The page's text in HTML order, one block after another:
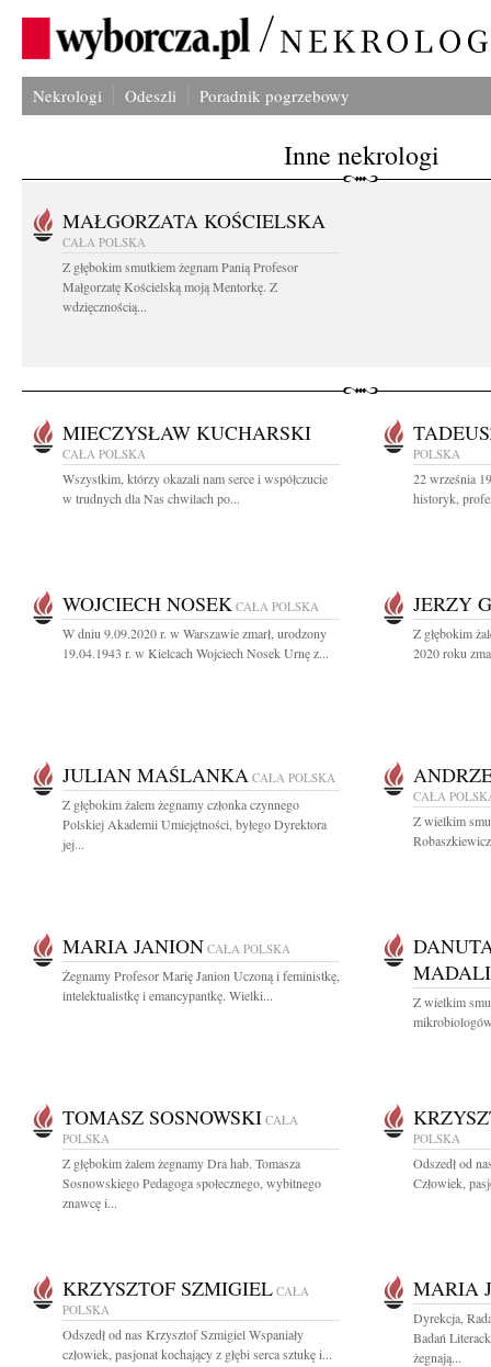
Nekrologi Odeszli Poradnik pogrzebowy
Inne nekrologi
MAŁGORZATA KOŚCIELSKA
CAŁA POLSKA
Z głębokim smutkiem żegnam Panią Profesor
Małgorzatę Kościelską moją Mentorkę. Z
wdzięcznością...
MIECZYSŁAW KUCHARSKI
CAŁA POLSKA
Wszystkim, którzy okazali nam serce i współczucie
w trudnych dla Nas chwilach po...
POLSKA
22 września
historyk,
WOJCIECH NOSEK CAŁA POLSKA
W dniu 9.09.2020 r. w Warszawie zmarł, urodzony
19.04.1943 r. w Kielcach Wojciech Nosek Urnę z...
JERZY
Z głębokim
2020 roku
JULIAN MAŚLANKA CAŁA POLSKA
Z głębokim żalem żegnamy członka czynnego
Polskiej Akademii Umiejętności, byłego Dyrektora
jej...
CAŁA
Z wielkim
MARIA JANION CAŁA POLSKA
Żegnamy Profesor Marię Janion Uczoną i feministkę,
intelektualistkę i emancypantkę. Wielki...
Z wielkim
TOMASZ SOSNOWSKI CAŁA
POLSKA
Z głębokim żalem żegnamy Dra hab. Tomasza
Sosnowskiego Pedagoga społecznego, wybitnego
znawcę i...
POLSKA
Odszedł od
Człowiek,
KRZYSZTOF SZMIGIEL CAŁA
POLSKA
Odszedł od nas Krzysztof Szmigiel Wspaniały
człowiek, pasjonat kochający z głębi serca sztukę i...
MARIA
Dyrekcja,
Badań
żegnają...